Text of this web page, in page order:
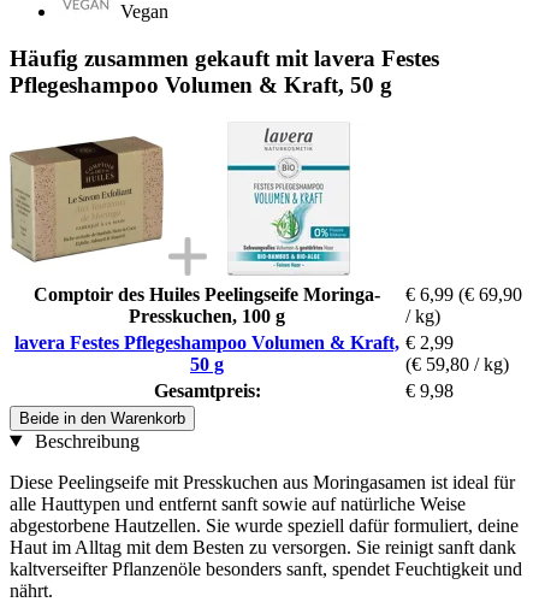
Vegan
Häufig zusammen gekauft mit lavera Festes
Pflegeshampoo Volumen & Kraft, 50 g
Comptoir des Huiles Peelingseife Moringa-
Presskuchen, 100 g
€ 6,99 (€ 69,90
/ kg)
lavera Festes Pflegeshampoo Volumen & Kraft,
50 g
€ 2,99
(€ 59,80 / kg)
Gesamtpreis:
€ 9,98
Beide in den Warenkorb
Beschreibung
Diese Peelingseife mit Presskuchen aus Moringasamen ist ideal für
alle Hauttypen und entfernt sanft sowie auf natürliche Weise
abgestorbene Hautzellen. Sie wurde speziell dafür formuliert, deine
Haut im Alltag mit dem Besten zu versorgen. Sie reinigt sanft dank
kaltverseifter Pflanzenöle besonders sanft, spendet Feuchtigkeit und
nährt.